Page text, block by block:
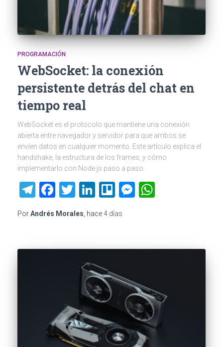
PROGRAMACIÓN
WebSocket: la conexión
persistente detrás del chat en
tiempo real
WebSocket es el protocolo que mantiene una conexión
abierta entre navegador y servidor para que ambos se
envíen datos en cualquier momento. Este artículo explica el
handshake, la estructura de los frames, y cómo
implementarlo con Node.js paso a paso.
Telegram
Facebook
Twitter
LinkedIn
TrelloMessenger
PorAndrés Morales , hace4 días